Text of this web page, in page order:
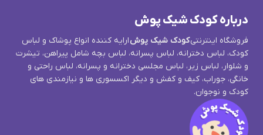
درباره کودک شیک پوش
فروشگاه اینترنتیکودک شیک پوشارایه کننده انواع پوشاک و لباس
کودک، لباس دخترانه، لباس پسرانه، لباس بچه شامل پیراهن، تیشرت
و شلوار، لباس زیر، لباس مجلسی دخترانه و پسرانه، لباس راحتی و
خانگی، جوراب، کیف و کفش و دیگر اکسسوری ها و نیازمندی های
کودک و نوجوان.